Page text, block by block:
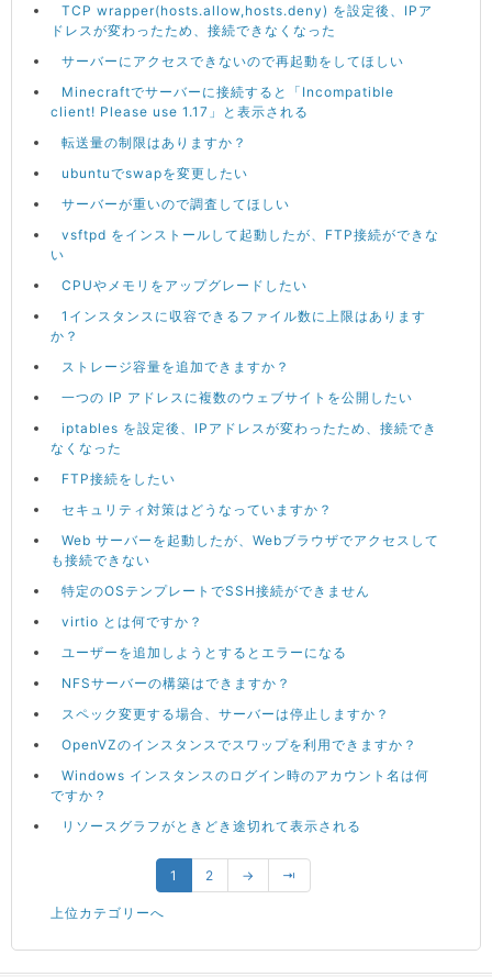
TCP wrapper(hosts.allow,hosts.deny) を設定後、IPア
ドレスが変わったため、接続できなくなった
サーバーにアクセスできないので再起動をしてほしい
Minecraftでサーバーに接続すると「Incompatible
client! Please use 1.17」と表示される
転送量の制限はありますか？
ubuntuでswapを変更したい
サーバーが重いので調査してほしい
vsftpd をインストールして起動したが、FTP接続ができな
い
CPUやメモリをアップグレードしたい
1インスタンスに収容できるファイル数に上限はあります
か？
ストレージ容量を追加できますか？
一つの IP アドレスに複数のウェブサイトを公開したい
iptables を設定後、IPアドレスが変わったため、接続でき
なくなった
FTP接続をしたい
セキュリティ対策はどうなっていますか？
Web サーバーを起動したが、Webブラウザでアクセスして
も接続できない
特定のOSテンプレートでSSH接続ができません
virtio とは何ですか？
ユーザーを追加しようとするとエラーになる
NFSサーバーの構築はできますか？
スペック変更する場合、サーバーは停止しますか？
OpenVZのインスタンスでスワップを利用できますか？
Windows インスタンスのログイン時のアカウント名は何
ですか？
リソースグラフがときどき途切れて表示される
1 2 → ⇥
上位カテゴリーへ